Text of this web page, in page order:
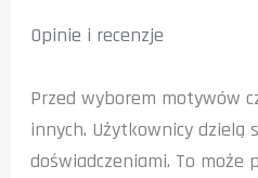
Opinie i recenzje
Przed wyborem motywów
innych. Użytkownicy dzielą
doświadczeniami. To może